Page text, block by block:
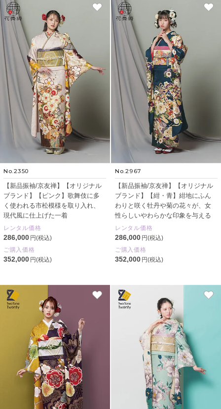
No.2350
【新品振袖/京友禅】【オリジナル
ブランド】【ピンク】歌舞伎に多
く使われる市松模様を取り入れ、
現代風に仕上げた一着
レンタル価格
286,000 円(税込)
ご購入価格
352,000 円(税込)
No.2967
【新品振袖/京友禅】【オリジナル
ブランド】【紺・青】紺地にふん
わりと咲く牡丹や菊の花々が、女
性らしいやわらかな印象を与える
レンタル価格
286,000 円(税込)
ご購入価格
352,000 円(税込)